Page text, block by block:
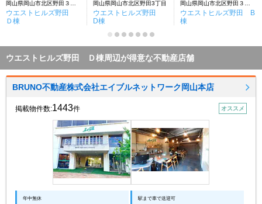
ウエストヒルズ野田
Ｄ棟
岡山県岡山市北区野田3丁目
ウエストヒルズ野田
D棟
ウエストヒルズ野田 B
棟
ウエストヒルズ野田 Ｄ棟周辺が得意な不動産店舗
BRUNO不動産株式会社エイブルネットワーク岡山本店
掲載物件数:1443件 オススメ
年中無休 駅まで車で送迎可